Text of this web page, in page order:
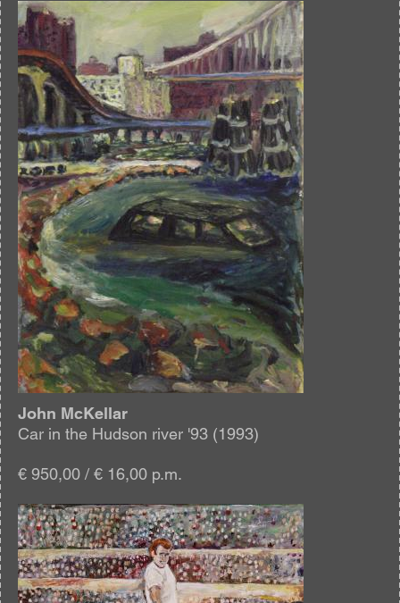
Afbeelding
John McKellar
Car in the Hudson river '93 (1993)
€ 950,00 / € 16,00 p.m.
Afbeelding